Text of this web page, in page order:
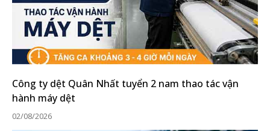
Công ty dệt Quân Nhất tuyển 2 nam thao tác vận
hành máy dệt
02/08/2026